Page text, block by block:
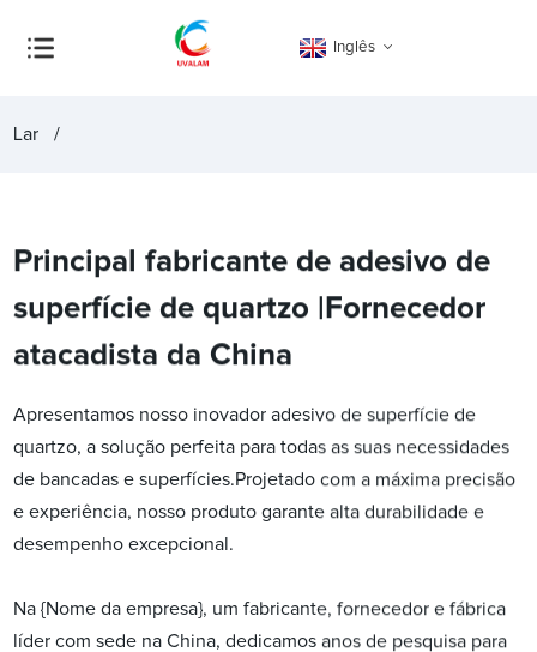
Inglês
Lar
Principal fabricante de adesivo de
superfície de quartzo |Fornecedor
atacadista da China
Apresentamos nosso inovador adesivo de superfície de
quartzo, a solução perfeita para todas as suas necessidades
de bancadas e superfícies.Projetado com a máxima precisão
e experiência, nosso produto garante alta durabilidade e
desempenho excepcional.
Na {Nome da empresa}, um fabricante, fornecedor e fábrica
líder com sede na China, dedicamos anos de pesquisa para